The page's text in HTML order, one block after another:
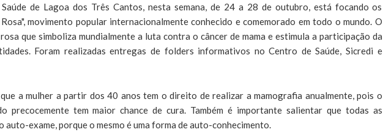
de Lagoa dos Três Cantos, nesta semana, de 24 a 28 de outubro, está focando os
movimento popular internacionalmente conhecido e comemorado em todo o mundo. O
que simboliza mundialmente a luta contra o câncer de mama e estimula a participação da
Foram realizadas entregas de folders informativos no Centro de Saúde, Sicredi e
a mulher a partir dos 40 anos tem o direito de realizar a mamografia anualmente, pois o
precocemente tem maior chance de cura. Também é importante salientar que todas as
auto-exame, porque o mesmo é uma forma de auto-conhecimento.